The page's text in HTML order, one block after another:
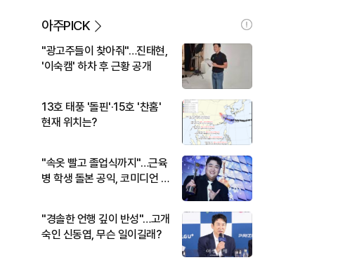
아주PICK
"광고주들이 찾아줘"…진태현,
'이숙캠' 하차 후 근황 공개
13호 태풍 '돌핀'·15호 '찬홈'
현재 위치는?
"속옷 빨고 졸업식까지"…근육
병 학생 돌본 공익, 코미디언 김
"경솔한 언행 깊이 반성"…고개
숙인 신동엽, 무슨 일이길래?